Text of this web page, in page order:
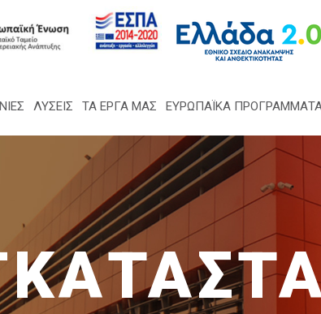
ΛΎΣΕΙΣ ΤΑ ΈΡΓΑ ΜΑΣ ΕΥΡΩΠΑΪΚΑ